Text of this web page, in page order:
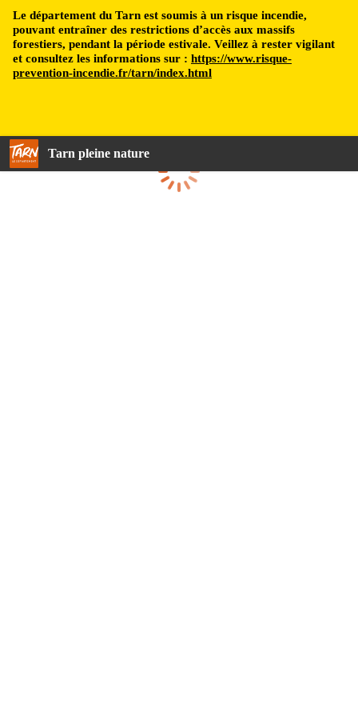
Le département du Tarn est soumis à un risque incendie,
pouvant entraîner des restrictions d’accès aux massifs
forestiers, pendant la période estivale. Veillez à rester vigilant
et consultez les informations sur : https://www.risque-
prevention-incendie.fr/tarn/index.html
Tarn pleine nature
Chargement